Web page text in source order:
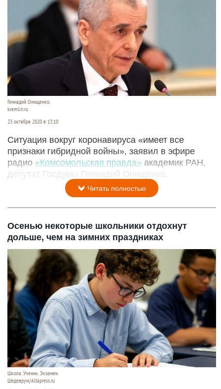
Геннадий Онищенко.
kremlin.ru
23 октября 2020 в 13:10
Ситуация вокруг коронавируса «имеет все
признаки гибридной войны», заявил в эфире
радио «Комсомольская правда» академик РАН,
депутат Госдумы Геннадий Онищенко.
Читать полностью
Осенью некоторые школьники отдохнут
дольше, чем на зимних праздниках
Школа. Ученик. Экзамен.
Шедеврум/Altapress.ru